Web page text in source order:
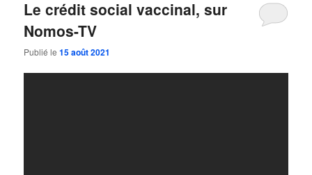
Le crédit social vaccinal, sur
Nomos-TV
Publié le15 août 2021